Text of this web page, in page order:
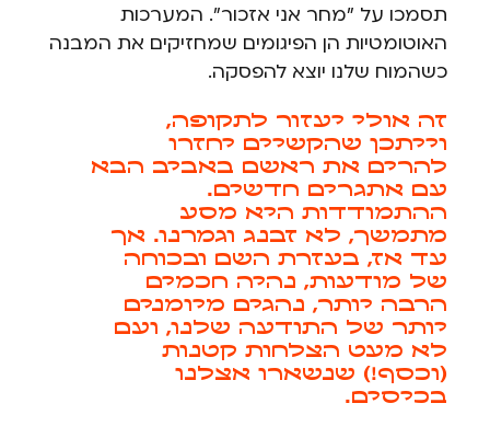
תסמכו על "מחר אני אזכור". המערכות
האוטומטיות הן הפיגומים שמחזיקים את המבנה
כשהמוח שלנו יוצא להפסקה.
זה אולי יעזור לתקופה,
וייתכן שהקשיים יחזרו
להרים את ראשם באביב הבא
עם אתגרים חדשים.
ההתמודדות היא מסע
מתמשך, לא זבנג וגמרנו. אך
עד אז, בעזרת השם ובכוחה
של מודעות, נהיה חכמים
הרבה יותר, נהגים מיומנים
יותר של התודעה שלנו, ועם
לא מעט הצלחות קטנות
(וכסף!) שנשארו אצלנו
בכיסים.